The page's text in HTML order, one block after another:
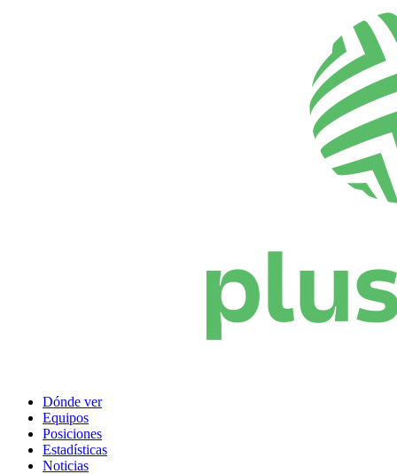
Dónde ver
Equipos
Posiciones
Estadísticas
Noticias